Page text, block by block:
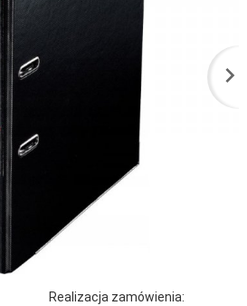
Realizacja zamówienia: